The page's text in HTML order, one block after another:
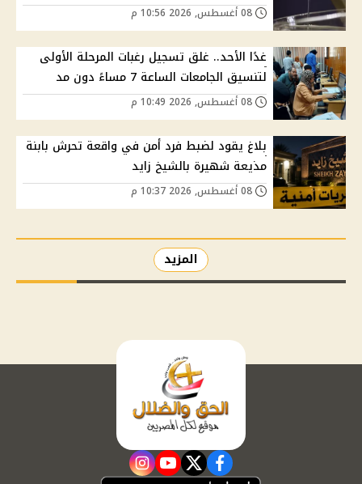
غدًا الأحد.. غلق تسجيل رغبات المرحلة الأولى
لتنسيق الجامعات الساعة 7 مساءً دون مد
بلاغ يقود لضبط فرد أمن في واقعة تحرش بابنة
مذيعة شهيرة بالشيخ زايد
المزيد
facebook
twitter
youtube
instagram